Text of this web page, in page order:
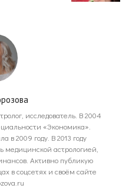
исследователь. В 2004
«Экономика».
в 2009 году. В 2013 году
астрологией,
Активно публикую
в соцсетях и своём сайте